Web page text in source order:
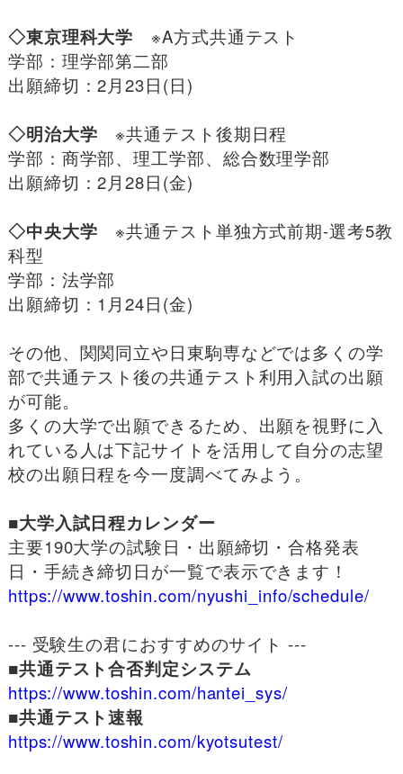
◇東京理科大学 ※A方式共通テスト
学部：理学部第二部
出願締切：2月23日(日)
◇明治大学 ※共通テスト後期日程
学部：商学部、理工学部、総合数理学部
出願締切：2月28日(金)
◇中央大学 ※共通テスト単独方式前期-選考5教
科型
学部：法学部
出願締切：1月24日(金)
その他、関関同立や日東駒専などでは多くの学
部で共通テスト後の共通テスト利用入試の出願
が可能。
多くの大学で出願できるため、出願を視野に入
れている人は下記サイトを活用して自分の志望
校の出願日程を今一度調べてみよう。
■大学入試日程カレンダー
主要190大学の試験日・出願締切・合格発表
日・手続き締切日が一覧で表示できます！
https://www.toshin.com/nyushi_info/schedule/
--- 受験生の君におすすめのサイト ---
■共通テスト合否判定システム
https://www.toshin.com/hantei_sys/
■共通テスト速報
https://www.toshin.com/kyotsutest/